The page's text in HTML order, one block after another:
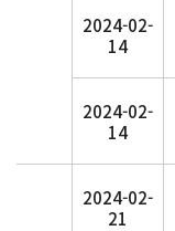
2024-02-
14
2024-02-
14
2024-02-
21